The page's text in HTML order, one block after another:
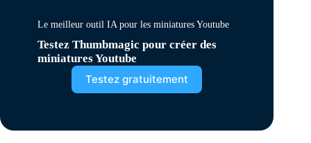
Le meilleur outil IA pour les miniatures Youtube
Testez Thumbmagic pour créer des
miniatures Youtube
Testez gratuitement